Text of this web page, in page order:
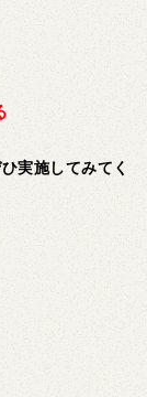
実施してみてく